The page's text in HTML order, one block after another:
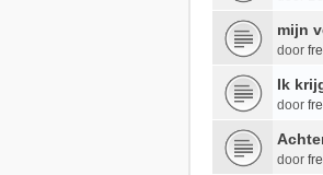
mijn
door
Ik
door
door